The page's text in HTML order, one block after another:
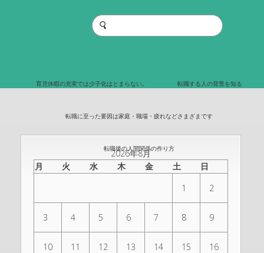
育児休暇の充実では少子化はとまらない。 転職する人の背景を知る
転職に至った要因は家庭・職場・疲れなどさまざまです
転職後の人間関係の作り方
2026年8月
月
火 水 木 金 土
日
1
2
3 4 5 6 7 8 9
10 11 12 13 14 15 16